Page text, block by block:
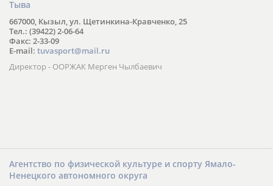
Тыва
667000, Кызыл, ул. Щетинкина-Кравченко, 25
Тел.: (39422) 2-06-64
Факс: 2-33-09
E-mail: tuvasport@mail.ru
Директор - ООРЖАК Мерген Чылбаевич
Агентство по физической культуре и спорту Ямало-
Ненецкого автономного округа